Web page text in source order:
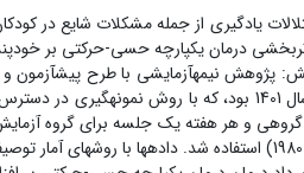
یادگیری از جمله مشکلات شایع در
درمان یکپارچه حسی-حرکتی بر
نیمه‏آزمایشی با طرح پیش‏آزمون و